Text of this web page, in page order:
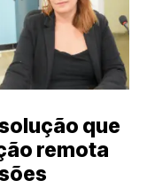
que
remota